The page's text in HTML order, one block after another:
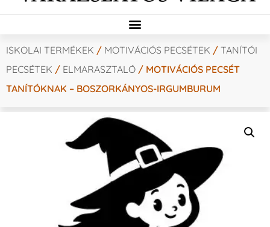
ISKOLAI TERMÉKEK / MOTIVÁCIÓS PECSÉTEK / TANÍTÓI
PECSÉTEK / ELMARASZTALÓ / MOTIVÁCIÓS PECSÉT
TANÍTÓKNAK – BOSZORKÁNYOS-IRGUMBURUM